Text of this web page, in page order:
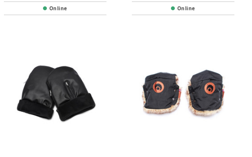
Online Online